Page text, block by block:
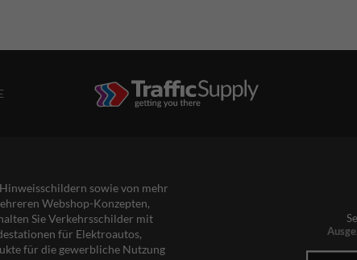
sowie von mehr
Webshop-Konzepten,
Sie Verkehrsschilder mit
für Elektroautos,
für die gewerbliche Nutzung